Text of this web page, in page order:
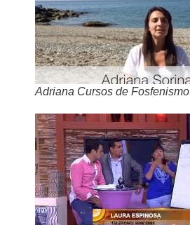
Adriana Cursos de Fosfenismo